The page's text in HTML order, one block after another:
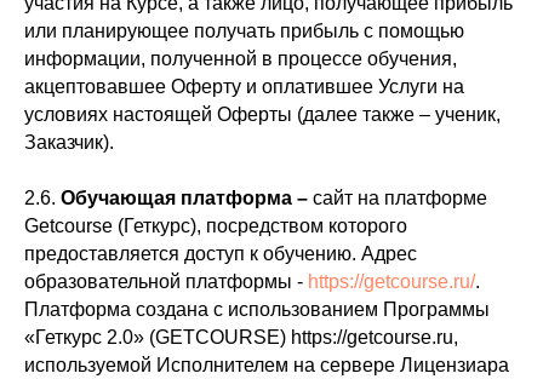
или планирующее получать прибыль с помощью
информации, полученной в процессе обучения,
акцептовавшее Оферту и оплатившее Услуги на
условиях настоящей Оферты (далее также – ученик,
Заказчик).
2.6. Обучающая платформа – сайт на платформе
Getcourse (Геткурс), посредством которого
предоставляется доступ к обучению. Адрес
образовательной платформы - https://getcourse.ru/.
Платформа создана с использованием Программы
«Геткурс 2.0» (GETCOURSE) https://getcourse.ru,
используемой Исполнителем на сервере Лицензиара